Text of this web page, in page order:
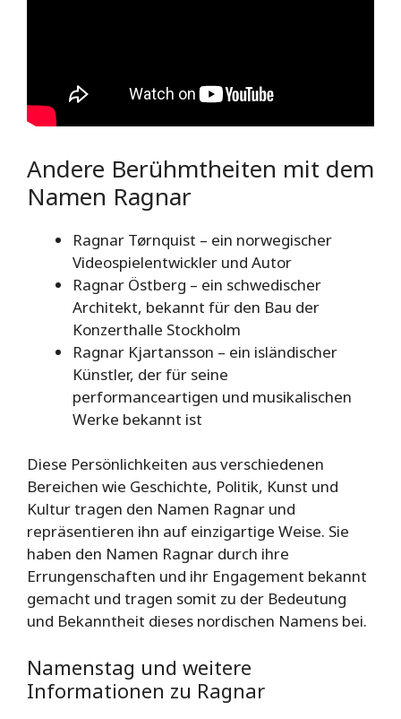
Andere Berühmtheiten mit dem
Namen Ragnar
Ragnar Tørnquist – ein norwegischer
Videospielentwickler und Autor
Ragnar Östberg – ein schwedischer
Architekt, bekannt für den Bau der
Konzerthalle Stockholm
Ragnar Kjartansson – ein isländischer
Künstler, der für seine
performanceartigen und musikalischen
Werke bekannt ist
Diese Persönlichkeiten aus verschiedenen
Bereichen wie Geschichte, Politik, Kunst und
Kultur tragen den Namen Ragnar und
repräsentieren ihn auf einzigartige Weise. Sie
haben den Namen Ragnar durch ihre
Errungenschaften und ihr Engagement bekannt
gemacht und tragen somit zu der Bedeutung
und Bekanntheit dieses nordischen Namens bei.
Namenstag und weitere
Informationen zu Ragnar